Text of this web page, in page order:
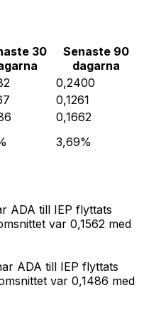
30
Senaste 90
dagarna
0,2400
0,1261
0,1662
3,69%
ADA till IEP flyttats
var 0,1562 med
ADA till IEP flyttats
var 0,1486 med